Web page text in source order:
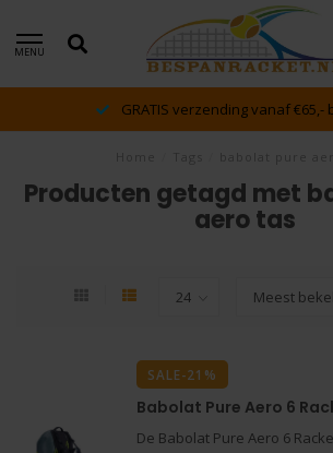
MENU
GRATIS verzending vanaf €65,-
Producten getagd met
aero tas
SALE-21%
Babolat Pure Aero 6
De Babolat Pure Aero 6